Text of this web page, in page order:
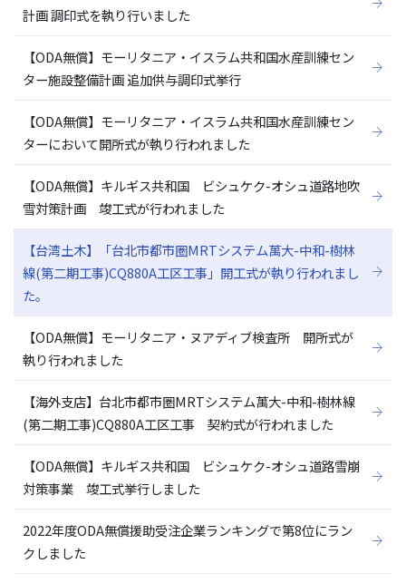
計画 調印式を執り行いました
【ODA無償】モーリタニア・イスラム共和国水産訓練セン
ター施設整備計画 追加供与調印式挙行
【ODA無償】モーリタニア・イスラム共和国水産訓練セン
ターにおいて開所式が執り行われました
【ODA無償】キルギス共和国 ビシュケク-オシュ道路地吹
雪対策計画 竣工式が行われました
【台湾土木】「台北市都市圏MRTシステム萬大-中和-樹林
線(第二期工事)CQ880A工区工事」開工式が執り行われまし
た。
【ODA無償】モーリタニア・ヌアディブ検査所 開所式が
執り行われました
【海外支店】台北市都市圏MRTシステム萬大-中和-樹林線
(第二期工事)CQ880A工区工事 契約式が行われました
【ODA無償】キルギス共和国 ビシュケク-オシュ道路雪崩
対策事業 竣工式挙行しました
2022年度ODA無償援助受注企業ランキングで第8位にラン
クしました